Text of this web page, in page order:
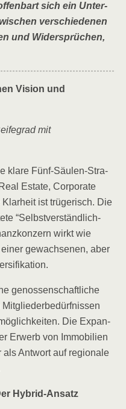
sich ein Unter­
ver­schie­de­nen
und Wider­sprü­chen,
Visi­on und
mit
kla­re Fünf-Säu­len-Stra­
Estate, Cor­po­ra­te
Klar­heit ist trü­ge­risch. Die
“Selbst­ver­ständ­lich­
wirkt wie
gewach­se­nen, aber
genos­sen­schaft­li­che
Die Expan­
Erwerb von Immo­bi­li­en
Ant­wort auf regio­na­le
Hybrid-Ansatz